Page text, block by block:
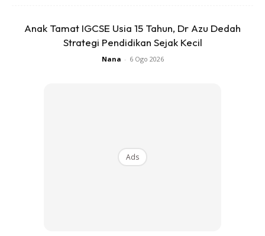
Anak Tamat IGCSE Usia 15 Tahun, Dr Azu Dedah
Strategi Pendidikan Sejak Kecil
Nana - 6 Ogo 2026
Ads